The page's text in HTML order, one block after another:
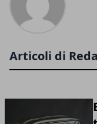
Articoli di